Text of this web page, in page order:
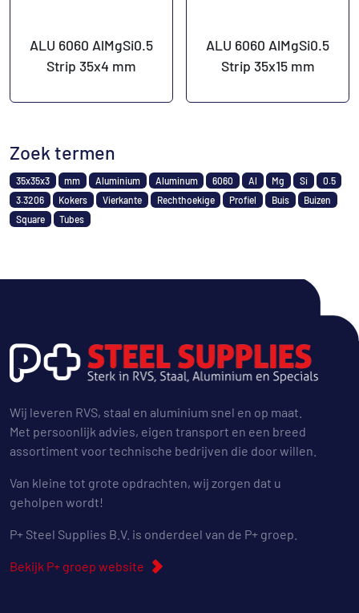
ALU 6060 AlMgSi0.5
Strip 35x4 mm
ALU 6060 AlMgSi0.5
Strip 35x15 mm
Zoek termen
35x35x3 mm Aluminium Aluminum 6060 Al Mg Si
0.5
3.3206
Kokers Vierkante Rechthoekige Profiel Buis
Buizen
Square
Tubes
Wij leveren RVS, staal en aluminium snel en op maat.
Met persoonlijk advies, eigen transport en een breed
assortiment voor technische bedrijven die door willen.
Van kleine tot grote opdrachten, wij zorgen dat u
geholpen wordt!
P+ Steel Supplies B.V. is onderdeel van de P+ groep.
Bekijk P+ groep website